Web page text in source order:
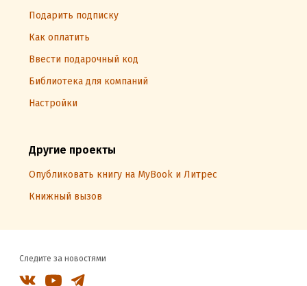
Подарить подписку
Как оплатить
Ввести подарочный код
Библиотека для компаний
Настройки
Другие проекты
Опубликовать книгу на MyBook и Литрес
Книжный вызов
Следите за новостями